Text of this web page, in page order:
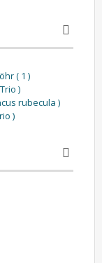
( 1 )
)
rubecula )
)